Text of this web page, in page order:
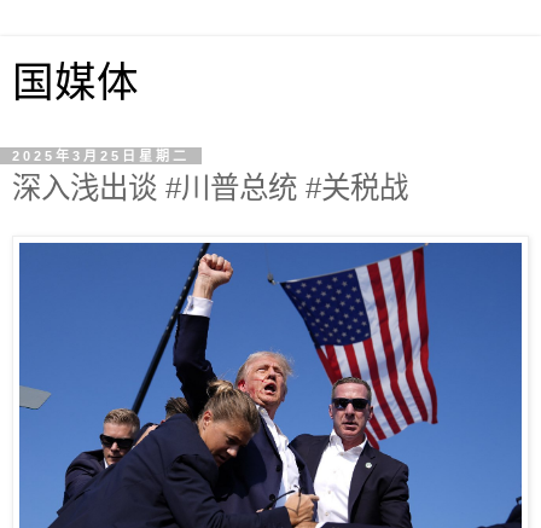
国媒体
2025年3月25日星期二
深入浅出谈 #川普总统 #关税战